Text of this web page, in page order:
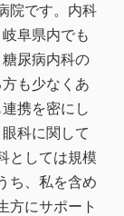
院です。内科
阜県内でも
尿病内科の
も少なくあ
携を密にし
科に関して
としては規模
ち、私を含め
方にサポート